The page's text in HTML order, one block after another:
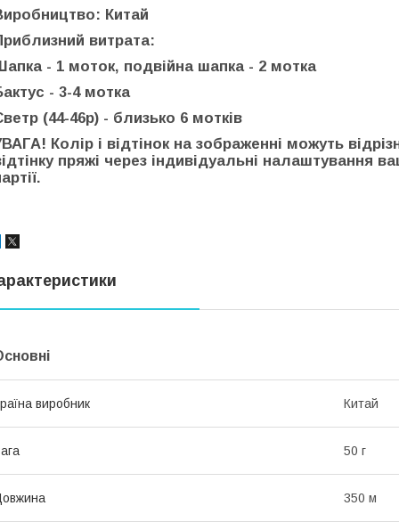
Китай
витрата:
- 1 моток, подвійна шапка - 2 мотка
- 3-4 мотка
(44-46р) - близько 6 мотків
Колір і відтінок на зображенні можуть
пряжі через індивідуальні налаштування
виробник Китай
50 г
350 м